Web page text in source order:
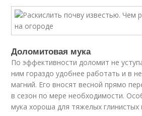
Доломитовая мука
По эффективности доломит не
ним гораздо удобнее работать и в
магний. Его вносят весной прямо
в сезон по мере необходимости.
мука хороша для тяжелых